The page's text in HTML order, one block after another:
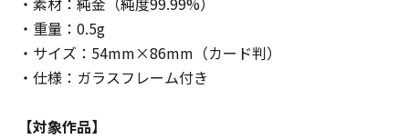
・重量：0.5g
・サイズ：54mm×86mm（カード判）
・仕様：ガラスフレーム付き
【対象作品】